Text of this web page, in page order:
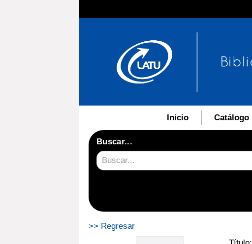
Inicio Catálogo
Buscar...
>> Regresar